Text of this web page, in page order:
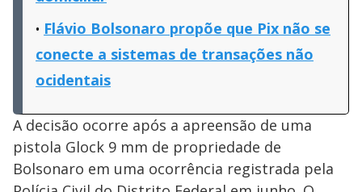
Flávio Bolsonaro propõe que Pix não se
conecte a sistemas de transações não
ocidentais
A decisão ocorre após a apreensão de uma
pistola Glock 9 mm de propriedade de
Bolsonaro em uma ocorrência registrada pela